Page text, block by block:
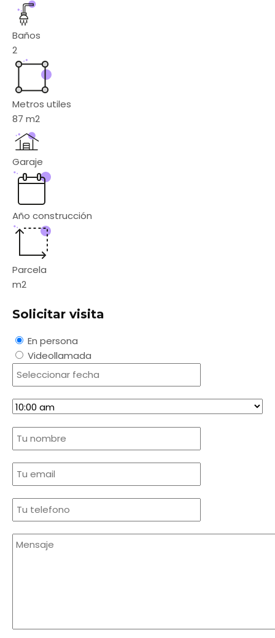
Baños
2
Metros utiles
87 m2
Garaje
Año construcción
Parcela
m2
Solicitar visita
En persona
Videollamada